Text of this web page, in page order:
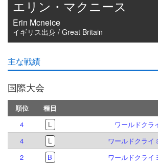
エリン・マクニース
Erin Mcneice
イギリス出身 / Great Britain
主な戦績
国際大会
順位 種目
4
L
ワールドクラ
4
L
ワールドクライ
2
B
ワールドクライ